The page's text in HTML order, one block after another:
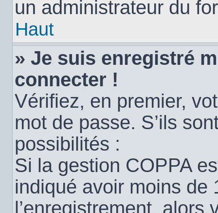
un administrateur du
Haut
» Je suis enregistré
connecter !
Vérifiez, en premier,
mot de passe. S’ils
possibilités :
Si la gestion COPPA
indiqué avoir moins de
l’enregistrement, alors